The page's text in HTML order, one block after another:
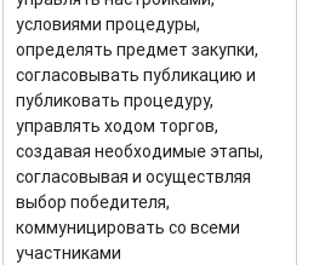
условиями процедуры,
определять предмет закупки,
согласовывать публикацию и
публиковать процедуру,
управлять ходом торгов,
создавая необходимые этапы,
согласовывая и осуществляя
выбор победителя,
коммуницировать со всеми
участниками